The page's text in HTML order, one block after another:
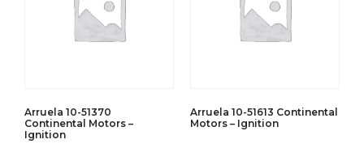
Arruela 10-51370
Continental Motors –
Ignition
Arruela 10-51613 Continental
Motors – Ignition